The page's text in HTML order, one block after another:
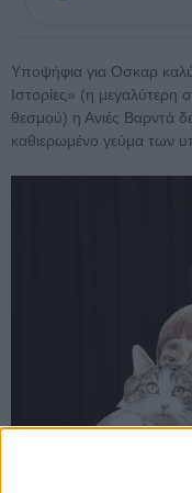
Υποψήφια για Οσκαρ
Ιστορίες» (η μεγαλύτερη
θεσμού) η Ανιές Βαρντά
καθιερωμένο γεύμα των